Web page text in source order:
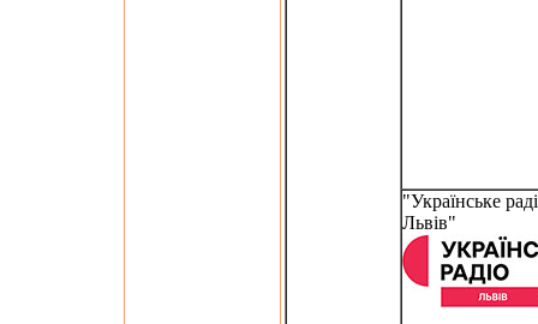
"Українське
Львів"